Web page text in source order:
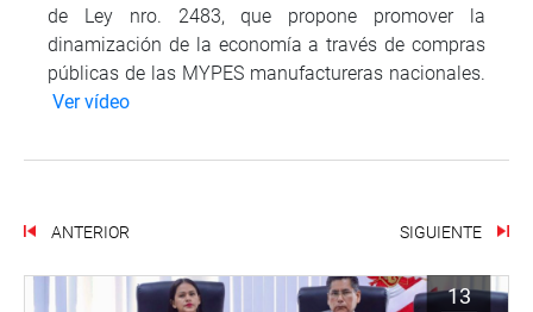
de Ley nro. 2483, que propone promover la
dinamización de la economía a través de compras
públicas de las MYPES manufactureras nacionales.
Ver vídeo
ANTERIOR SIGUIENTE
13